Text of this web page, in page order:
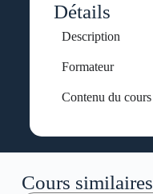
Détails
Description
Formateur
Contenu du cours
Cours similaires